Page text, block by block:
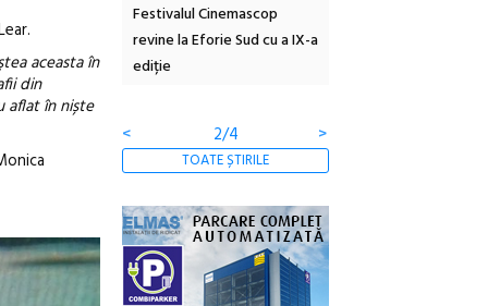
aceasta în
din
aflat în niște
Sud cu a IX-a
Sleeping Beauties la Borsec:
dulceață de amintiri la
borcan, o cameră obscură și
<
3/4 >
TOATE ȘTIRILE